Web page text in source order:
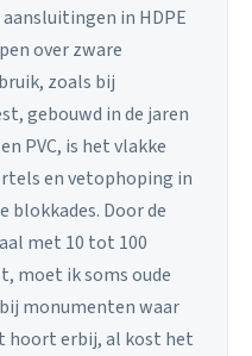
in HDPE
over zware
zoals bij
gebouwd in de jaren
PVC, is het vlakke
en vetophoping in
blokkades. Door de
met 10 tot 100
moet ik soms oude
monumenten waar
hoort erbij, al kost het